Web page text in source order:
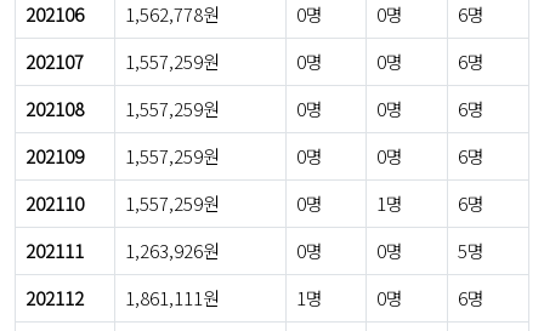
202106
1,562,778원 0명 0명
6명
202107
1,557,259원 0명 0명
6명
202108
1,557,259원 0명 0명
6명
202109
1,557,259원 0명 0명
6명
202110
1,557,259원 0명 1명
6명
202111
1,263,926원 0명 0명
5명
202112
1,861,111원 1명 0명
6명